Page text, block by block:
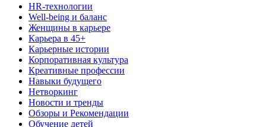
HR‑технологии
Well-being и баланс
Женщины в карьере
Карьера в 45+
Карьерные истории
Корпоративная культура
Креативные профессии
Навыки будущего
Нетворкинг
Новости и тренды
Обзоры и Рекомендации
Обучение детей